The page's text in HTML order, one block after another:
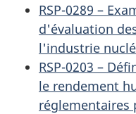
RSP-0289 –
d'évaluation
l'industrie
RSP-0203 –
le rendement
réglementaires